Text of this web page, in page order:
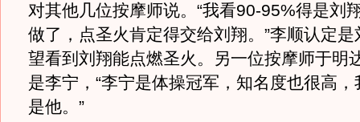
对其他几位按摩师说。“我看90-95%得是刘
做了，点圣火肯定得交给刘翔。”李顺认定
望看到刘翔能点燃圣火。另一位按摩师于明
是李宁，“李宁是体操冠军，知名度也很高
是他。”